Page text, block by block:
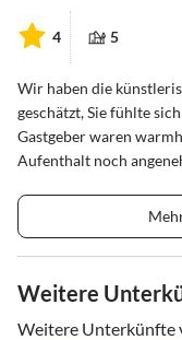
4 5
Wir haben die
geschätzt, Sie fühlte
Gastgeber waren
Aufenthalt noch
Weitere
Weitere Unterkünfte